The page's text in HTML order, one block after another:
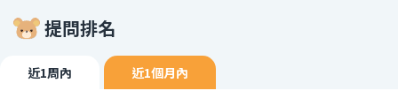
提問排名
近1周內 近1個月內